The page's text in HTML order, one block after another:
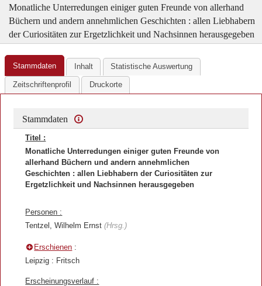
Monatliche Unterredungen einiger guten Freunde von allerhand
Büchern und andern annehmlichen Geschichten : allen Liebhabern
der Curiositäten zur Ergetzlichkeit und Nachsinnen herausgegeben
Stammdaten Inhalt Statistische Auswertung
Zeitschriftenprofil Druckorte
Stammdaten
Titel :
Monatliche Unterredungen einiger guten Freunde von
allerhand Büchern und andern annehmlichen
Geschichten : allen Liebhabern der Curiositäten zur
Ergetzlichkeit und Nachsinnen herausgegeben
Personen :
Tentzel, Wilhelm Ernst(Hrsg.)
Erschienen :
Leipzig : Fritsch
Erscheinungsverlauf :